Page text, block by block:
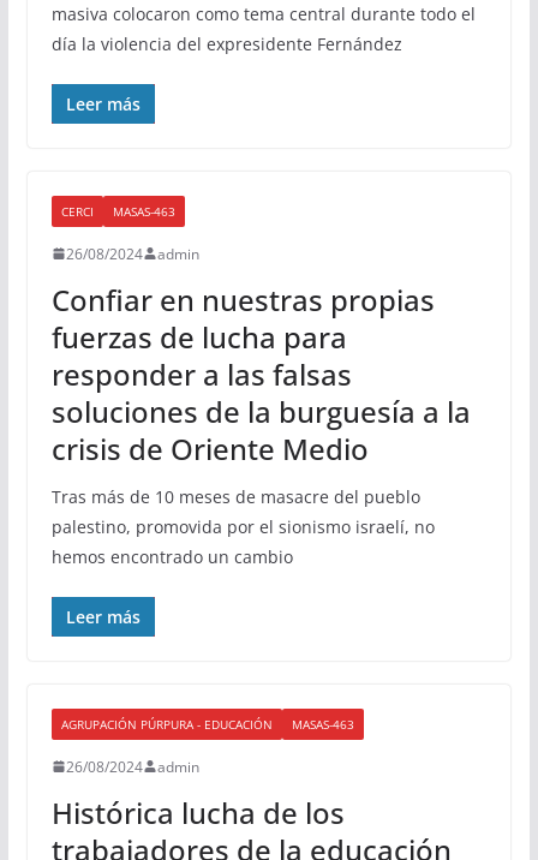
masiva colocaron como tema central durante todo el
día la violencia del expresidente Fernández
Leer más
CERCI MASAS-463
26/08/2024 admin
Confiar en nuestras propias
fuerzas de lucha para
responder a las falsas
soluciones de la burguesía a la
crisis de Oriente Medio
Tras más de 10 meses de masacre del pueblo
palestino, promovida por el sionismo israelí, no
hemos encontrado un cambio
Leer más
AGRUPACIÓN PÚRPURA - EDUCACIÓN MASAS-463
26/08/2024 admin
Histórica lucha de los
trabajadores de la educación